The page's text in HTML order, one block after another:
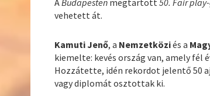
ABudapesten megtartott50. Fair
vehetett át.
Kamuti Jenő, a Nemzetköziés a
kiemelte: kevés ország van, amely
Hozzátette, idén rekordot jelentő 50
vagy diplomát osztottak ki.